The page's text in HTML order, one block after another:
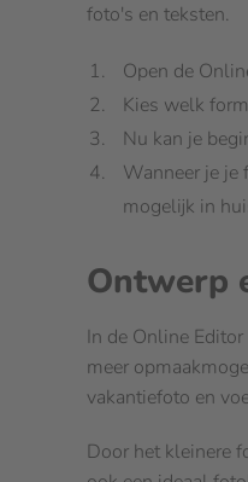
foto's en teksten.
Open de
Kies welk
Nu kan je
Wanneer je je
mogelijk in
Ontwerp
In de Online
meer
vakantiefoto en
Door het kleinere